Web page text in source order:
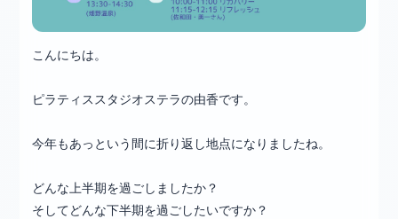
こんにちは。
ピラティススタジオステラの由香です。
今年もあっという間に折り返し地点になりましたね。
どんな上半期を過ごしましたか？
そしてどんな下半期を過ごしたいですか？